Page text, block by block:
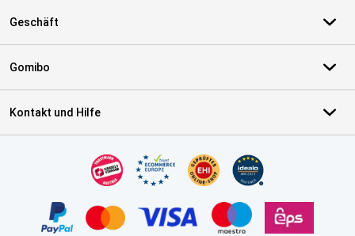
Geschäft
Gomibo
Kontakt und Hilfe